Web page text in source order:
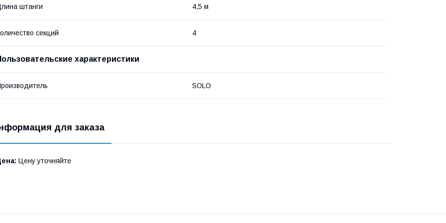
штанги 4,5 м
секций 4
характеристики
SOLO
для заказа
Цену уточняйте